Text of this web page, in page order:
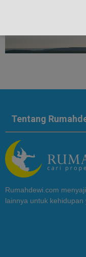
Tentang
Rumahdewi.com
lainnya untuk kehidupan